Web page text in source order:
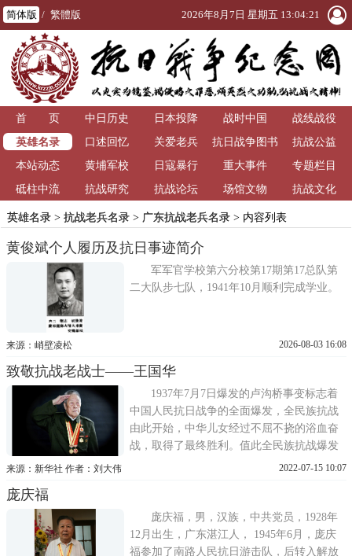
简体版 / 繁體版 2026年8月7日 星期五 13:04:22
首 页 中日历史 日本投降 战时中国
战线战役
英雄名录
口述回忆 关爱老兵
抗日战争图书
馆
抗战公益
本站动态
黄埔军校 日寇暴行 重大事件
专题栏目
砥柱中流
抗战研究 抗战论坛 场馆文物 抗战文化
英雄名录> 抗战老兵名录> 广东抗战老兵名录> 内容列表
黄俊斌个人履历及抗日事迹简介
军军官学校第六分校第17期第17总队第
二大队步七队，1941年10月顺利完成学业。
来源：峭壁凌松 2026-08-03 16:08
致敬抗战老战士——王国华
1937年7月7日爆发的卢沟桥事变标志着
中国人民抗日战争的全面爆发，全民族抗战
由此开始，中华儿女经过不屈不挠的浴血奋
战，取得了最终胜利。值此全民族抗战爆发
85周年之际，新华社记者采访拍摄了数十位
人，1926年生，1943年在东莞大岭山参加对
日游击战，1944年加入东
来源：新华社 作者：刘大伟 2022-07-15 10:07
庞庆福
庞庆福，男，汉族，中共党员，1928年
12月出生，广东湛江人， 1945年6月，庞庆
福参加了南路人民抗日游击队，后转入解放